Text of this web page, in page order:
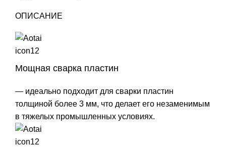
ОПИСАНИЕ
Мощная сварка пластин
— идеально подходит для сварки пластин
толщиной более 3 мм, что делает его незаменимым
в тяжелых промышленных условиях.